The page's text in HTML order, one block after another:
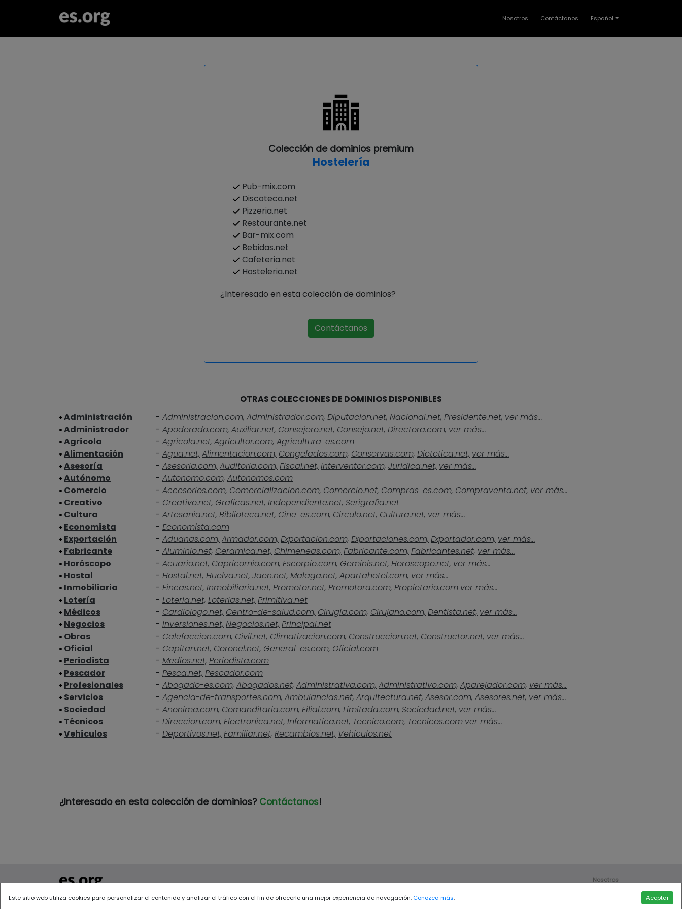
Este sitio web utiliza cookies para personalizar el contenido y analizar el tráfico con el fin de ofrecerle una mejor experiencia de navegación. Conozca más. Aceptar
Nosotros Contáctanos Español
Colección de dominios premium
Hostelería
Pub-mix.com
Discoteca.net
Pizzeria.net
Restaurante.net
Bar-mix.com
Bebidas.net
Cafeteria.net
Hosteleria.net
¿Interesado en esta colección de dominios?
Contáctanos
OTRAS COLECCIONES DE DOMINIOS DISPONIBLES
Administración
- Administracion.com, Administrador.com, Diputacion.net, Nacional.net, Presidente.net, ver más...
Administrador
- Apoderado.com, Auxiliar.net, Consejero.net, Consejo.net, Directora.com, ver más...
Agrícola
- Agricola.net, Agricultor.com, Agricultura-es.com
Alimentación
- Agua.net, Alimentacion.com, Congelados.com, Conservas.com, Dietetica.net, ver más...
Asesoría
- Asesoria.com, Auditoria.com, Fiscal.net, Interventor.com, Juridica.net, ver más...
Autónomo
- Autonomo.com, Autonomos.com
Comercio
- Accesorios.com, Comercializacion.com, Comercio.net, Compras-es.com, Compraventa.net, ver más...
Creativo
- Creativo.net, Graficas.net, Independiente.net, Serigrafia.net
Cultura
- Artesania.net, Biblioteca.net, Cine-es.com, Circulo.net, Cultura.net, ver más...
Economista
- Economista.com
Exportación
- Aduanas.com, Armador.com, Exportacion.com, Exportaciones.com, Exportador.com, ver más...
Fabricante
- Aluminio.net, Ceramica.net, Chimeneas.com, Fabricante.com, Fabricantes.net, ver más...
Horóscopo
- Acuario.net, Capricornio.com, Escorpio.com, Geminis.net, Horoscopo.net, ver más...
Hostal
- Hostal.net, Huelva.net, Jaen.net, Malaga.net, Apartahotel.com, ver más...
Inmobiliaria
- Fincas.net, Inmobiliaria.net, Promotor.net, Promotora.com, Propietario.com ver más...
Lotería
- Loteria.net, Loterias.net, Primitiva.net
Médicos
- Cardiologo.net, Centro-de-salud.com, Cirugia.com, Cirujano.com, Dentista.net, ver más...
Negocios
- Inversiones.net, Negocios.net, Principal.net
Obras
- Calefaccion.com, Civil.net, Climatizacion.com, Construccion.net, Constructor.net, ver más...
Oficial
- Capitan.net, Coronel.net, General-es.com, Oficial.com
Periodista
- Medios.net, Periodista.com
Pescador
- Pesca.net, Pescador.com
Profesionales
- Abogado-es.com, Abogados.net, Administrativa.com, Administrativo.com, Aparejador.com, ver más...
Servicios
- Agencia-de-transportes.com, Ambulancias.net, Arquitectura.net, Asesor.com, Asesores.net, ver más...
Sociedad
- Anonima.com, Comanditaria.com, Filial.com, Limitada.com, Sociedad.net, ver más...
Técnicos
- Direccion.com, Electronica.net, Informatica.net, Tecnico.com, Tecnicos.com ver más...
Vehículos
- Deportivos.net, Familiar.net, Recambios.net, Vehiculos.net
¿Interesado en esta colección de dominios? Contáctanos!
Todos los derechos reservados 2022
Nosotros